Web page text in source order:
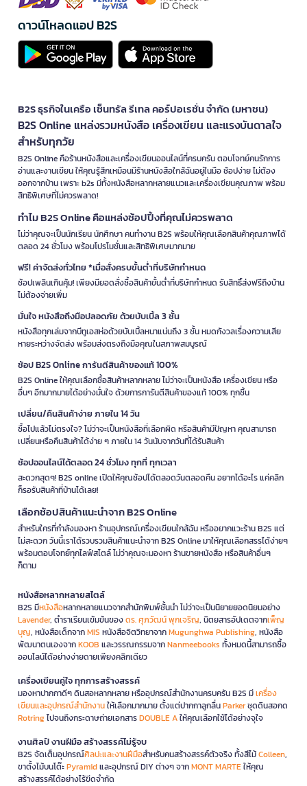
ดาวน์โหลดแอป B2S
B2S ธุรกิจในเครือ เซ็นทรัล รีเทล คอร์ปอเรชั่น จำกัด (มหาชน)
B2S Online แหล่งรวมหนังสือ เครื่องเขียน และแรงบันดาลใจ
สำหรับทุกวัย
B2S Online คือร้านหนังสือและเครื่องเขียนออนไลน์ที่ครบครัน ตอบโจทย์คนรักการ
อ่านและงานเขียน ให้คุณรู้สึกเหมือนมีร้านหนังสือใกล้ฉันอยู่ในมือ ช้อปง่าย ไม่ต้อง
ออกจากบ้าน เพราะ b2s มีทั้งหนังสือหลากหลายแนวและเครื่องเขียนคุณภาพ พร้อม
สิทธิพิเศษที่ไม่ควรพลาด!
ทำไม B2S Online คือแหล่งช้อปปิ้งที่คุณไม่ควรพลาด
ไม่ว่าคุณจะเป็นนักเรียน นักศึกษา คนทำงาน B2S พร้อมให้คุณเลือกสินค้าคุณภาพได้
ตลอด 24 ชั่วโมง พร้อมโปรโมชั่นและสิทธิพิเศษมากมาย
ฟรี! ค่าจัดส่งทั่วไทย *เมื่อสั่งครบขั้นต่ำที่บริษัทกำหนด
ช้อปเพลินเกินคุ้ม! เพียงมียอดสั่งซื้อสินค้าขั้นต่ำที่บริษัทกำหนด รับสิทธิ์ส่งฟรีถึงบ้าน
ไม่ต้องจ่ายเพิ่ม
มั่นใจ หนังสือถึงมือปลอดภัย ด้วยบับเบิ้ล 3 ชั้น
หนังสือทุกเล่มจากบีทูเอสห่อด้วยบับเบิ้ลหนาแน่นถึง 3 ชั้น หมดกังวลเรื่องความเสีย
หายระหว่างจัดส่ง พร้อมส่งตรงถึงมือคุณในสภาพสมบูรณ์
ช้อป B2S Online การันตีสินค้าของแท้ 100%
B2S Online ให้คุณเลือกซื้อสินค้าหลากหลาย ไม่ว่าจะเป็นหนังสือ เครื่องเขียน หรือ
อื่นๆ อีกมากมายได้อย่างมั่นใจ ด้วยการการันตีสินค้าของแท้ 100% ทุกชิ้น
เปลี่ยน/คืนสินค้าง่าย ภายใน 14 วัน
ซื้อไปแล้วไม่ตรงใจ? ไม่ว่าจะเป็นหนังสือที่เลือกผิด หรือสินค้ามีปัญหา คุณสามารถ
เปลี่ยนหรือคืนสินค้าได้ง่าย ๆ ภายใน 14 วันนับจากวันที่ได้รับสินค้า
ช้อปออนไลน์ได้ตลอด 24 ชั่วโมง ทุกที่ ทุกเวลา
สะดวกสุดๆ! B2S online เปิดให้คุณช้อปได้ตลอดวันตลอดคืน อยากได้อะไร แค่คลิก
ก็รอรับสินค้าที่บ้านได้เลย!
เลือกช้อปสินค้าแนะนำจาก B2S Online
สำหรับใครที่กำลังมองหา ร้านอุปกรณ์เครื่องเขียนใกล้ฉัน หรืออยากแวะร้าน B2S แต่
ไม่สะดวก วันนี้เราได้รวบรวมสินค้าแนะนำจาก B2S Online มาให้คุณเลือกสรรได้ง่ายๆ
พร้อมตอบโจทย์ทุกไลฟ์สไตล์ ไม่ว่าคุณจะมองหา ร้านขายหนังสือ หรือสินค้าอื่นๆ
ก็ตาม
หนังสือหลากหลายสไตล์
B2S มีหนังสือหลากหลายแนวจากสำนักพิมพ์ชั้นนำ ไม่ว่าจะเป็นนิยายยอดนิยมอย่าง
Lavender, ตำราเรียนเข้มข้นของดร. ศุภวัฒน์ พุกเจริญ, นิตยสารอัปเดตจากเพ็ญ
บุญ, หนังสือเด็กจากMIS หนังสือจิตวิทยาจากMugunghwa Publishing, หนังสือ
พัฒนาตนเองจากKOOB และวรรณกรรมจากNanmeebooks ทั้งหมดนี้สามารถซื้อ
ออนไลน์ได้อย่างง่ายดายเพียงคลิกเดียว
เครื่องเขียนคู่ใจ ทุกการสร้างสรรค์
มองหาปากกาดีๆ ดินสอหลากหลาย หรืออุปกรณ์สำนักงานครบครัน B2S มีเครื่อง
เขียนและอุปกรณ์สำนักงานให้เลือกมากมาย ตั้งแต่ปากกาลูกลื่นParkerชุดดินสอกด
Rotringไปจนถึงกระดาษถ่ายเอกสารDOUBLE Aให้คุณเลือกใช้ได้อย่างจุใจ
งานศิลป์ งานฝีมือ สร้างสรรค์ไม่รู้จบ
B2S จัดเต็มอุปกรณ์ศิลปะและงานฝีมือสำหรับคนสร้างสรรค์ตัวจริง ทั้งสีไม้Colleen,
ขาตั้งไม้บนโต๊ะPyramidและอุปกรณ์ DIY ต่างๆ จากMONT MARTEให้คุณ
สร้างสรรค์ได้อย่างไร้ขีดจำกัด